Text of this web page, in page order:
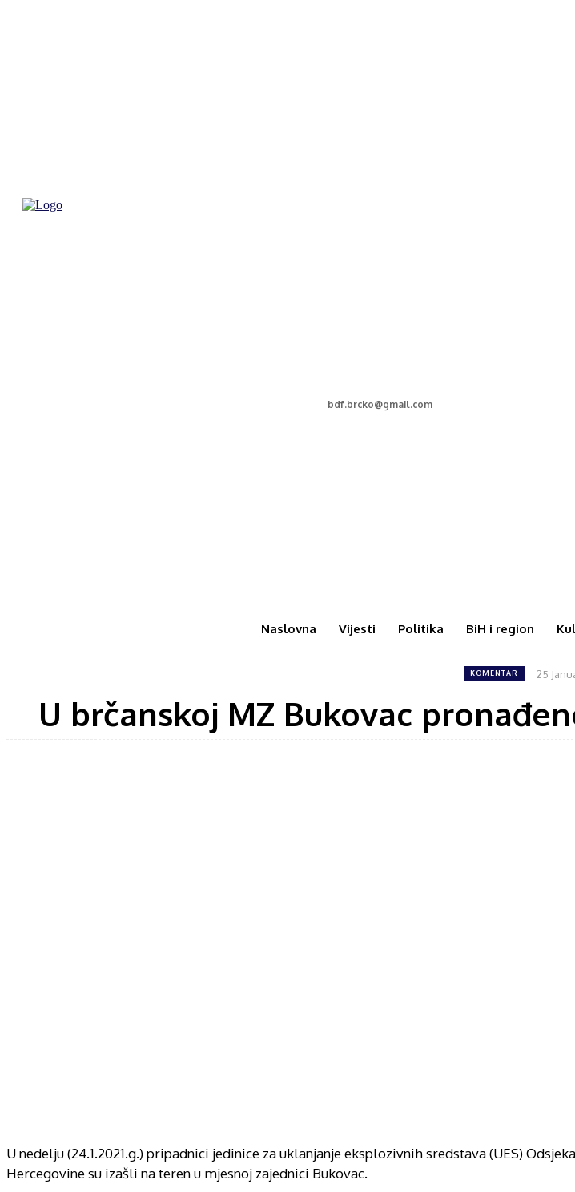
bdf.brcko@gmail.com
Naslovna Vijesti Politika BiH i region
KOMENTAR 25
U brčanskoj MZ Bukovac
U nedelju (24.1.2021.g.) pripadnici jedinice za uklanjanje eksplozivnih sredstava (UES)
Hercegovine su izašli na teren u mjesnoj zajednici Bukovac.